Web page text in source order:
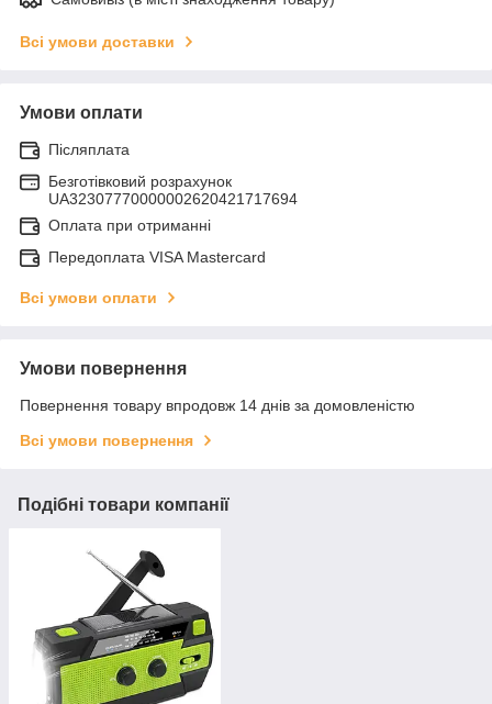
Всі умови доставки
Умови оплати
Післяплата
Безготівковий розрахунок
UA32307770000002620421717694
Оплата при отриманні
Передоплата VISA Mastercard
Всі умови оплати
Умови повернення
Повернення товару впродовж 14 днів за домовленістю
Всі умови повернення
Подібні товари компанії